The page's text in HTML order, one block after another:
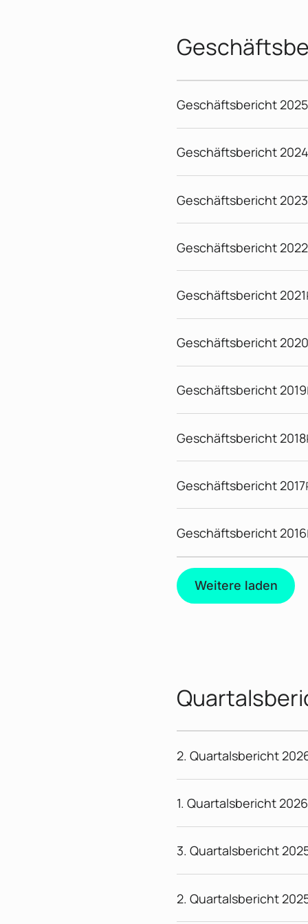
Geschäftsbericht 2025
Geschäftsbericht 2024
Geschäftsbericht 2023
Geschäftsbericht 2022
Geschäftsbericht 2021
Geschäftsbericht 2020
Geschäftsbericht 2019
Geschäftsbericht 2018
Geschäftsbericht 2017
Geschäftsbericht 2016
Weitere laden
2. Quartalsbericht
1. Quartalsbericht 2026
3. Quartalsbericht
2. Quartalsbericht